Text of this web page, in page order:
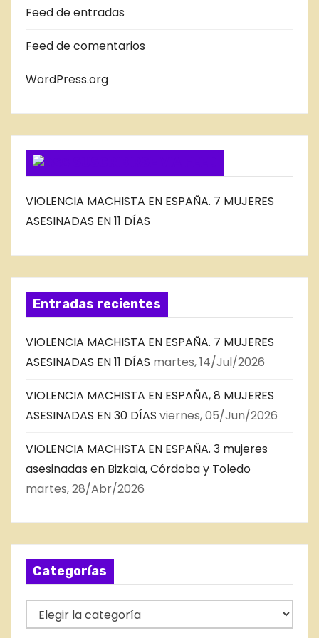
D
B
O
G
Feed de entradas
Feed de comentarios
WordPress.org
VIOLENCIA MACHISTA EN ESPAÑA. 7 MUJERES
ASESINADAS EN 11 DÍAS
Entradas recientes
VIOLENCIA MACHISTA EN ESPAÑA. 7 MUJERES
ASESINADAS EN 11 DÍAS martes, 14/Jul/2026
VIOLENCIA MACHISTA EN ESPAÑA, 8 MUJERES
ASESINADAS EN 30 DÍAS viernes, 05/Jun/2026
VIOLENCIA MACHISTA EN ESPAÑA. 3 mujeres
asesinadas en Bizkaia, Córdoba y Toledo
martes, 28/Abr/2026
Categorías
a